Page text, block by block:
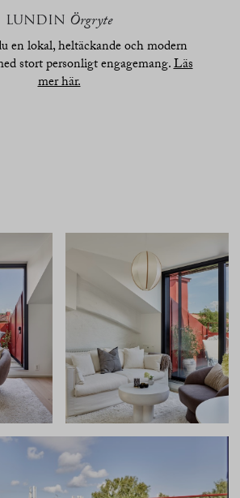
LUNDIN Örgryte
en lokal, heltäckande och modern
stort personligt engagemang.Läs
mer här.